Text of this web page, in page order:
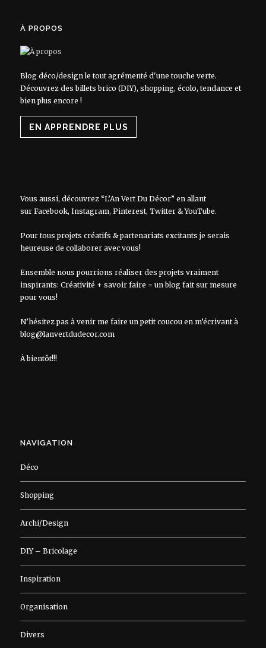
À PROPOS
Blog déco/design le tout agrémenté d'une touche verte.
Découvrez des billets brico (DIY), shopping, écolo, tendance et
bien plus encore !
EN APPRENDRE PLUS
Vous aussi, découvrez “L’An Vert Du Décor” en allant
sur Facebook, Instagram, Pinterest, Twitter&YouTube.
Pour tous projets créatifs & partenariats excitants je serais
heureuse de collaborer avec vous!
Ensemble nous pourrions réaliser des projets vraiment
inspirants: Créativité + savoir faire = un blog fait sur mesure
pour vous!
N’hésitez pas à venir me faire un petit coucou en m’écrivant à
blog@lanvertdudecor.com
À bientôt!!!
NAVIGATION
Déco
Shopping
Archi/Design
DIY – Bricolage
Inspiration
Organisation
Divers